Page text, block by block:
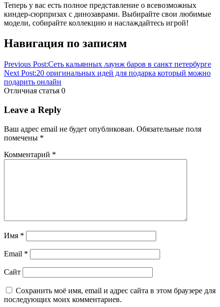
Теперь у вас есть полное представление о всевозможных
киндер-сюрпризах с динозаврами. Выбирайте свои любимые
модели, собирайте коллекцию и наслаждайтесь игрой!
Навигация по записям
Previous Post:Сеть кальянных лаунж баров в санкт петербурге
Next Post:20 оригинальных идей для подарка который можно
подарить онлайн
Отличная статья 0
Leave a Reply
Ваш адрес email не будет опубликован. Обязательные поля
помечены *
Комментарий *
Имя *
Email *
Сайт
Сохранить моё имя, email и адрес сайта в этом браузере для
последующих моих комментариев.